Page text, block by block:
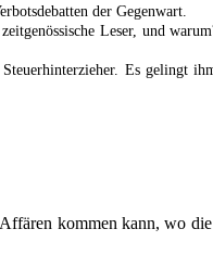
der Gegenwart.
Leser, und
Es gelingt
kommen kann, wo